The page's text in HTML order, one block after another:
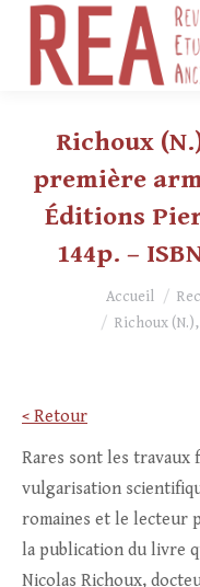
Richoux
première
Éditions
144p. –
Vous êtes ici :Accueil
Richoux
< Retour
Rares sont les travaux
vulgarisation
romaines et le lecteur
la publication du livre
Nicolas Richoux,